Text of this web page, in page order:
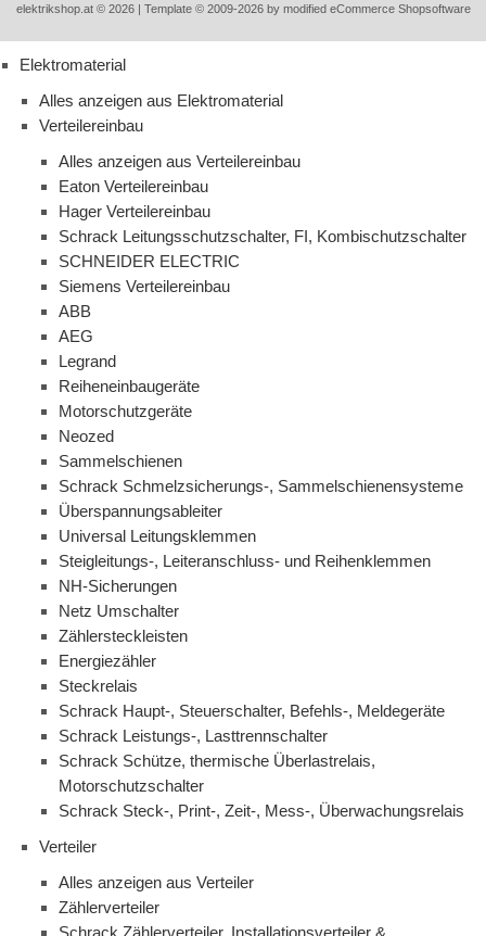
elektrikshop.at © 2026 | Template © 2009-2026 by modified eCommerce Shopsoftware
Elektromaterial
Alles anzeigen aus Elektromaterial
Verteilereinbau
Alles anzeigen aus Verteilereinbau
Eaton Verteilereinbau
Hager Verteilereinbau
Schrack Leitungsschutzschalter, FI, Kombischutzschalter
SCHNEIDER ELECTRIC
Siemens Verteilereinbau
ABB
AEG
Legrand
Reiheneinbaugeräte
Motorschutzgeräte
Neozed
Sammelschienen
Schrack Schmelzsicherungs-, Sammelschienensysteme
Überspannungsableiter
Universal Leitungsklemmen
Steigleitungs-, Leiteranschluss- und Reihenklemmen
NH-Sicherungen
Netz Umschalter
Zählersteckleisten
Energiezähler
Steckrelais
Schrack Haupt-, Steuerschalter, Befehls-, Meldegeräte
Schrack Leistungs-, Lasttrennschalter
Schrack Schütze, thermische Überlastrelais,
Motorschutzschalter
Schrack Steck-, Print-, Zeit-, Mess-, Überwachungsrelais
Verteiler
Alles anzeigen aus Verteiler
Zählerverteiler
Schrack Zählerverteiler, Installationsverteiler &